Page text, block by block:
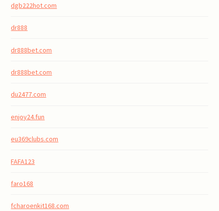
dgb222hot.com
dr888
dr888bet.com
dr888bet.com
du2477.com
enjoy24.fun
eu369clubs.com
FAFA123
faro168
fcharoenkit168.com